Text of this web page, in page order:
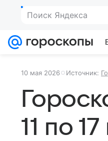
Поиск Яндекса
10 мая 2026 Источник:
11 по